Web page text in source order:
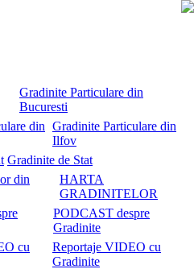
Gradinite Particulare din
Bucuresti
Gradinite Particulare din
Ilfov
Gradinite de Stat
HARTA
GRADINITELOR
PODCAST despre
Gradinite
Reportaje VIDEO cu
Gradinite